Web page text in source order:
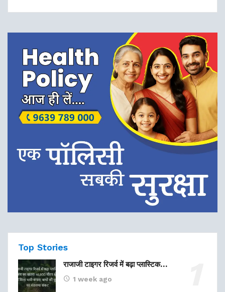
Top Stories
राजाजी टाइगर रिजर्व में बढ़ा प्लास्टिक…
1 week ago